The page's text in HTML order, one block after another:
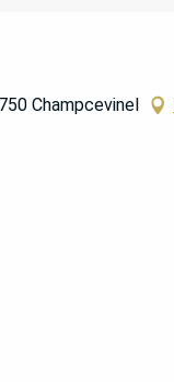
Champcevinel